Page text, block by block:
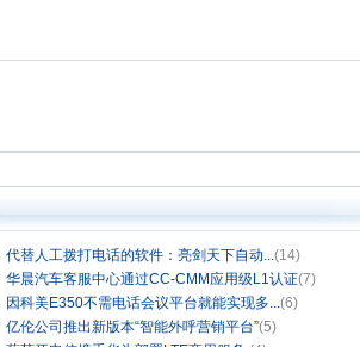
代替人工拨打电话的软件：亮剑天下自动...(14)
华晨汽车客服中心通过CC-CMM应用级L1认证(7)
因科美E350不需电话会议平台就能实现多...(6)
亿伦公司推出新版本“智能外呼营销平台”(5)